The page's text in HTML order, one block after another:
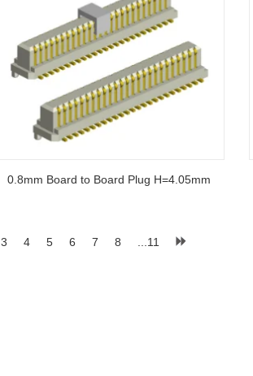
0.8mm Board to Board Plug H=4.05mm
3 4 5 6 7 8 ...11